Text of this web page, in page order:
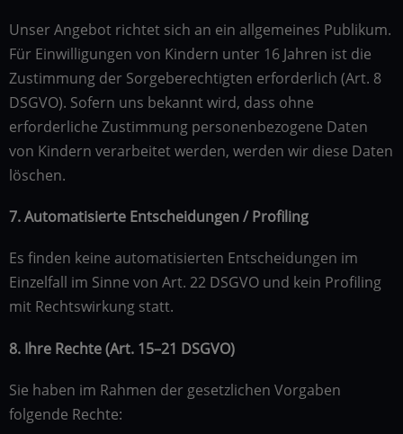
Unser Angebot richtet sich an ein allgemeines Publikum.
Für Einwilligungen von Kindern unter 16 Jahren ist die
Zustimmung der Sorgeberechtigten erforderlich (Art. 8
DSGVO). Sofern uns bekannt wird, dass ohne
erforderliche Zustimmung personenbezogene Daten
von Kindern verarbeitet werden, werden wir diese Daten
löschen.
7. Automatisierte Entscheidungen / Profiling
Es finden keine automatisierten Entscheidungen im
Einzelfall im Sinne von Art. 22 DSGVO und kein Profiling
mit Rechtswirkung statt.
8. Ihre Rechte (Art. 15–21 DSGVO)
Sie haben im Rahmen der gesetzlichen Vorgaben
folgende Rechte: